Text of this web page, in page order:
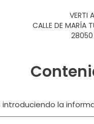
VERTI
CALLE DE MARÍA
28050
la